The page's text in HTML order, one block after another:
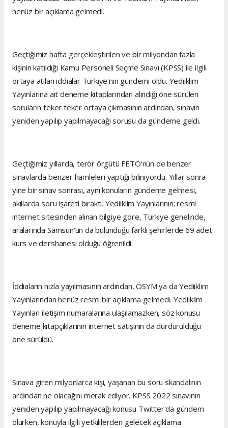
henüz bir açıklama gelmedi.
Geçtiğimiz hafta gerçekleştirilen ve bir milyondan fazla
kişinin katıldığı Kamu Personeli Seçme Sınavı (KPSS) ile ilgili
ortaya atılan iddialar Türkiye'nin gündemi oldu. Yediiklim
Yayınlarına ait deneme kitaplarından alındığı öne sürülen
soruların teker teker ortaya çıkmasının ardından, sınavın
yeniden yapılıp yapılmayacağı sorusu da gündeme geldi.
Geçtiğimiz yıllarda, terör örgütü FETÖ'nün de benzer
sınavlarda benzer hamleleri yaptığı biliniyordu. Yıllar sonra
yine bir sınav sonrası, aynı konuların gündeme gelmesi,
akıllarda soru işareti bıraktı. Yediiklim Yayınlarının; resmi
internet sitesinden alınan bilgiye göre, Türkiye genelinde,
aralarında Samsun'un da bulunduğu farklı şehirlerde 69 adet
kurs ve dershanesi olduğu öğrenildi.
İddiaların hızla yayılmasının ardından, ÖSYM ya da Yediiklim
Yayınlarından henüz resmi bir açıklama gelmedi. Yediiklim
Yayınları iletişim numaralarına ulaşılamazken, söz konusu
deneme kitapçıklarının internet satışının da durdurulduğu
öne sürüldü.
Sınava giren milyonlarca kişi, yaşanan bu soru skandalının
ardından ne olacağını merak ediyor. KPSS 2022 sınavının
yeniden yapılıp yapılmayacağı konusu Twitter'da gündem
olurken, konuyla ilgili yetkililerden gelecek açıklama